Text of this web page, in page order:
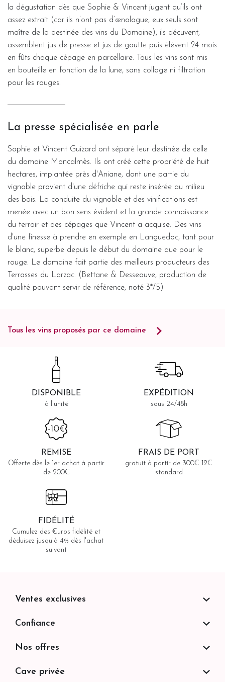
la dégustation dès que Sophie & Vincent jugent qu’ils ont
assez extrait (car ils n’ont pas d’œnologue, eux seuls sont
maître de la destinée des vins du Domaine), ils décuvent,
assemblent jus de presse et jus de goutte puis élèvent 24 mois
en fûts chaque cépage en parcellaire. Tous les vins sont mis
en bouteille en fonction de la lune, sans collage ni filtration
pour les rouges.
La presse spécialisée en parle
Sophie et Vincent Guizard ont séparé leur destinée de celle
du domaine Moncalmès. Ils ont créé cette propriété de huit
hectares, implantée près d'Aniane, dont une partie du
vignoble provient d'une défriche qui reste insérée au milieu
des bois. La conduite du vignoble et des vinifications est
menée avec un bon sens évident et la grande connaissance
du terroir et des cépages que Vincent a acquise. Des vins
d'une finesse à prendre en exemple en Languedoc, tant pour
le blanc, superbe depuis le début du domaine que pour le
rouge. Le domaine fait partie des meilleurs producteurs des
Terrasses du Larzac. (Bettane & Desseauve, production de
qualité pouvant servir de référence, noté 3*/5)
Tous les vins proposés par ce domaine
DISPONIBLE
à l'unité
EXPÉDITION
sous 24/48h
REMISE
Offerte dès le 1er achat à partir
de 200€
FRAIS DE PORT
gratuit à partir de 300€ 12€
standard
FIDÉLITÉ
Cumulez des €uros fidélité et
déduisez jusqu'à 4% dès l'achat
suivant
Ventes exclusives
Confiance
Nos offres
Cave privée